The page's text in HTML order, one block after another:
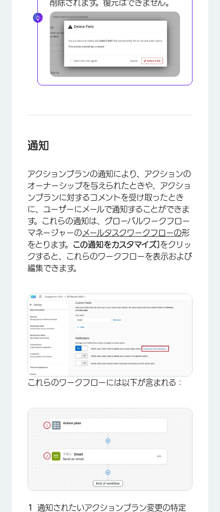
×
削除されます。復元はできません。
通知
アクションプランの通知により、アクションの
オーナーシップを与えられたときや、アクショ
ンプランに対するコメントを受け取ったとき
に、ユーザーにメールで通知することができま
す。これらの通知は、グローバルワークフロー
マネージャーの メールタスクワークフローの形
をとります。 この通知をカスタマイズ] をクリッ
クすると、これらのワークフローを表示および
編集できます。
これらのワークフローには以下が含まれる：
通知されたいアクションプラン変更の特定